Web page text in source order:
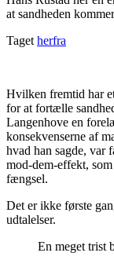
at sandheden
Taget herfra
Hvilken fremtid har
for at fortælle
Langenhove en
konsekvenserne af
hvad han sagde, var
mod-dem-effekt,
fængsel.
Det er ikke første
udtalelser.
En meget trist